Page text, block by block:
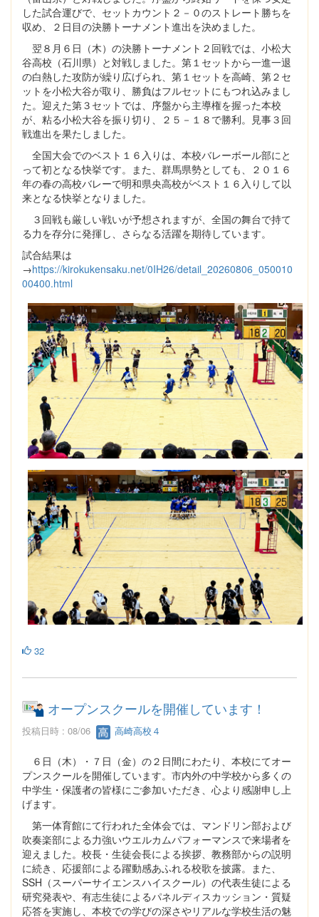
した試合運びで、セットカウント２－０のストレート勝ちを
収め、２日目の決勝トーナメント進出を決めました。
翌８月６日（木）の決勝トーナメント２回戦では、小松大
谷高校（石川県）と対戦しました。第１セットから一進一退
の白熱した攻防が繰り広げられ、第１セットを高崎、第２セ
ットを小松大谷が取り、勝負はフルセットにもつれ込みまし
た。迎えた第３セットでは、序盤から主導権を握った本校
が、粘る小松大谷を振り切り、２５－１８で勝利。見事３回
戦進出を果たしました。
全国大会でのベスト１６入りは、本校バレーボール部にと
って初となる快挙です。また、群馬県勢としても、２０１６
年の春の高校バレーで明和県央高校がベスト１６入りして以
来となる快挙となりました。
３回戦も厳しい戦いが予想されますが、全国の舞台で持て
る力を存分に発揮し、さらなる活躍を期待しています。
試合結果は
→https://kirokukensaku.net/0IH26/detail_20260806_050010
00400.html
32
オープンスクールを開催しています！
投稿日時 : 08/06 高崎高校４
６日（木）・７日（金）の２日間にわたり、本校にてオー
プンスクールを開催しています。市内外の中学校から多くの
中学生・保護者の皆様にご参加いただき、心より感謝申し上
げます。
第一体育館にて行われた全体会では、マンドリン部および
吹奏楽部による力強いウエルカムパフォーマンスで来場者を
迎えました。校長・生徒会長による挨拶、教務部からの説明
に続き、応援部による躍動感あふれる校歌を披露。また、
SSH（スーパーサイエンスハイスクール）の代表生徒による
研究発表や、有志生徒によるパネルディスカッション・質疑
応答を実施し、本校での学びの深さやリアルな学校生活の魅